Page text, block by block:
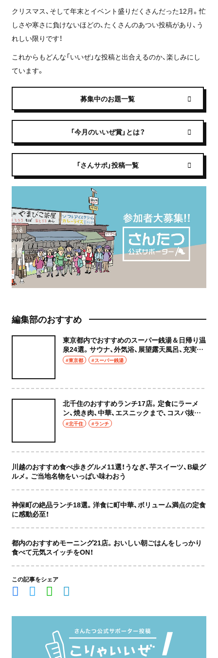
クリスマス、そして年末とイベント盛りだくさんだった12月。忙
しさや寒さに負けないほどの、たくさんのあつい投稿があり、う
れしい限りです！
これからもどんな「いいぜ」な投稿と出合えるのか、楽しみにし
ています。
募集中のお題一覧
「今月のいいぜ賞」とは？
「さんサポ」投稿一覧
編集部のおすすめ
東京都内でおすすめのスーパー銭湯＆日帰り温
泉24選。サウナ、外気浴、展望露天風呂、充実の
癒やし空間へ
#東京都 #スーパー銭湯
北千住のおすすめランチ17店。定食にラーメ
ン、焼き肉、中華、エスニックまで、コスパ抜群
な店もおしゃれな店も網羅してご紹介！
#北千住 #ランチ
川越のおすすめ食べ歩きグルメ11選！うなぎ、芋スイーツ、B級グ
ルメ。ご当地名物をいっぱい味わおう
神保町の絶品ランチ18選。洋食に町中華、ボリューム満点の定食
に感動必至！
都内のおすすめモーニング21店。おいしい朝ごはんをしっかり
食べて元気スイッチをON！
この記事をシェア